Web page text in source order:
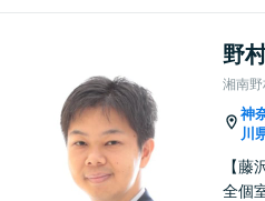
野
湘南
神
川
【藤
全個